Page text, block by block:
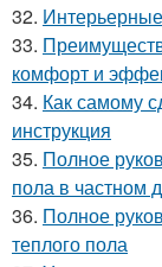
32.
33.
комфорт и
34. Как самому
инструкция
35. Полное
пола в частном
36. Полное
теплого пола